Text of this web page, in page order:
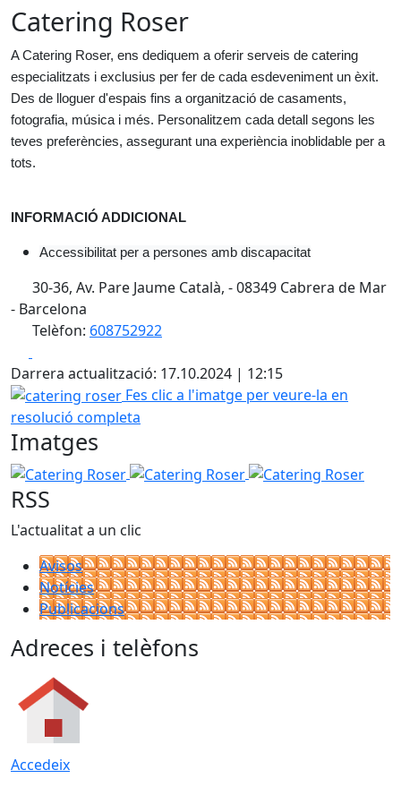
Catering Roser
A Catering Roser, ens dediquem a oferir serveis de catering
especialitzats i exclusius per fer de cada esdeveniment un èxit.
Des de lloguer d'espais fins a organització de casaments,
fotografia, música i més. Personalitzem cada detall segons les
teves preferències, assegurant una experiència inoblidable per a
tots.
INFORMACIÓ ADDICIONAL
Accessibilitat per a persones amb discapacitat
30-36, Av. Pare Jaume Català, - 08349 Cabrera de Mar
- Barcelona
Telèfon: 608752922
Darrera actualització: 17.10.2024 | 12:15
catering roser
Fes clic a l'imatge per veure-la en
resolució completa
Imatges
Catering Roser Catering Roser Catering Roser
RSS
L'actualitat a un clic
Avisos
Notícies
Publicacions
Adreces i telèfons
Accedeix